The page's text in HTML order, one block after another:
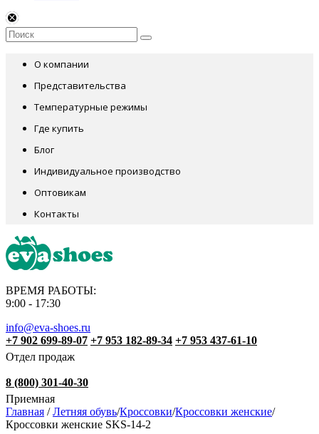
О компании
Представительства
Температурные режимы
Где купить
Блог
Индивидуальное производство
Оптовикам
Контакты
ВРЕМЯ РАБОТЫ:
9:00 - 17:30
info@eva-shoes.ru
+7 902 699-89-07 +7 953 182-89-34 +7 953 437-61-10
Отдел продаж
8 (800) 301-40-30
Приемная
Главная / Летняя обувь/Кроссовки/Кроссовки женские/
Кроссовки женские SKS-14-2